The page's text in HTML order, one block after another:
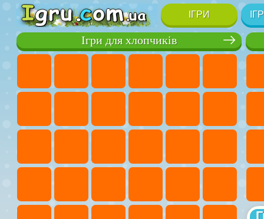
ІГРИ
Ігри для хлопчиків